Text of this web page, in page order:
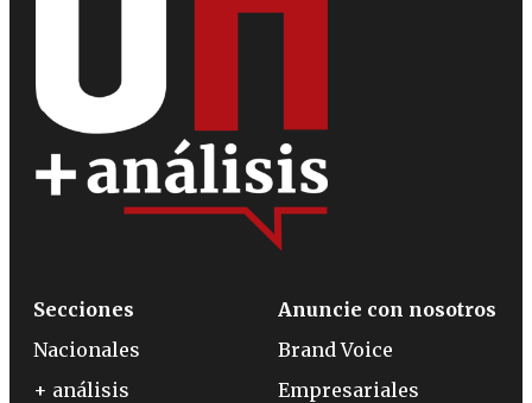
Secciones
Nacionales
+ análisis
Anuncie con nosotros
Brand Voice
Empresariales